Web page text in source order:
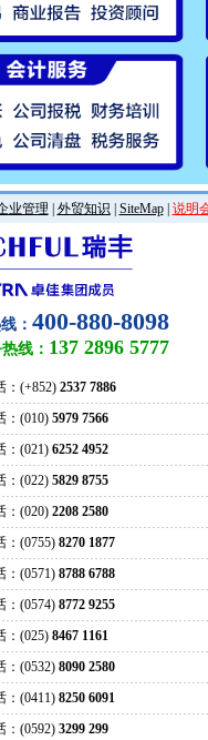
业管理 | 外贸知识 | SiteMap| 说明
： 400-880-8098
线： 137 2896 5777
：(+852) 2537 7886
：(010) 5979 7566
：(021) 6252 4952
：(022) 5829 8755
：(020) 2208 2580
：(0755) 8270 1877
：(0571) 8788 6788
：(0574) 8772 9255
：(025) 8467 1161
：(0532) 8090 2580
：(0411) 8250 6091
：(0592) 3299 299